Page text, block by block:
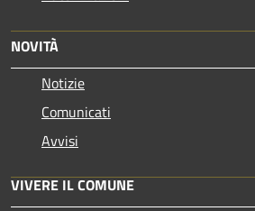
NOVITÀ
Notizie
Comunicati
Avvisi
VIVERE IL COMUNE